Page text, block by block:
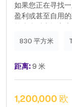
如果您正在寻找
盈利或甚至自用
木材的细节，以
个可容纳一辆汽
阁楼、位于底层
街道的商业空间
赏树木的庭院和
830 平方米
距离:9 米
1,200,000 欧